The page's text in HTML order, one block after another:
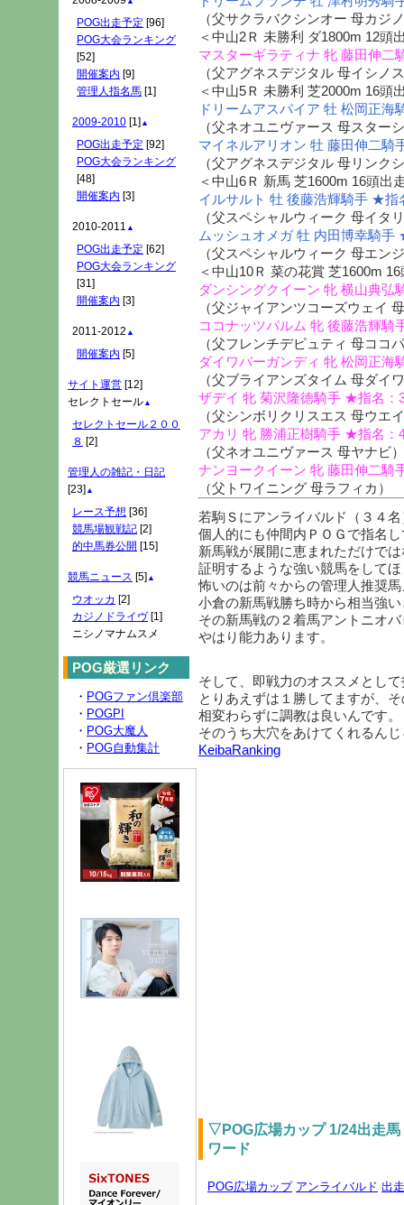
（父サクラバクシンオー 母カジ
＜中山2Ｒ 未勝利 ダ1800m 12頭
マスターギラティナ 牝 藤田伸二
（父アグネスデジタル 母イシノ
＜中山5Ｒ 未勝利 芝2000m 16頭
ドリームアスパイア 牡 松岡正
（父ネオユニヴァース 母スター
マイネルアリオン 牡 藤田伸二騎
（父アグネスデジタル 母リンク
＜中山6Ｒ 新馬 芝1600m 16頭出
イルサルト 牡 後藤浩輝騎手 ★指
（父スペシャルウィーク 母イタ
ムッシュオメガ 牡 内田博幸騎手
（父スペシャルウィーク 母エン
＜中山10Ｒ 菜の花賞 芝1600m
ダンシングクイーン 牝 横山典
（父ジャイアンツコーズウェイ
ココナッツパルム 牝 後藤浩輝騎
（父フレンチデピュティ 母ココ
ダイワバーガンディ 牝 松岡正海
（父ブライアンズタイム 母ダイ
ザデイ 牝 菊沢隆徳騎手 ★指名：
（父シンボリクリスエス 母ウエ
アカリ 牝 勝浦正樹騎手 ★指名：
（父ネオユニヴァース 母ヤナビ）
ナンヨークイーン 牝 藤田伸二騎
（父トワイニング 母ラフィカ）
若駒Ｓにアンライバルド（３４
個人的にも仲間内ＰＯＧで指名
新馬戦が展開に恵まれただけで
証明するような強い競馬をして
怖いのは前々からの管理人推奨
小倉の新馬戦勝ち時から相当強
その新馬戦の２着馬アントニオ
やはり能力あります。
そして、即戦力のオススメとし
とりあえずは１勝してますが、
相変わらずに調教は良いんです
そのうち大穴をあけてくれるん
KeibaRanking
▽POG広場カップ 1/24出走
ワード
POG広場カップ アンライバルド 出
POG出走予定 [96]
POG大会ランキング
[52]
開催案内 [9]
管理人指名馬 [1]
2009-2010 [1] ▲
POG出走予定 [92]
POG大会ランキング
[48]
開催案内 [3]
2010-2011 ▲
POG出走予定 [62]
POG大会ランキング
[31]
開催案内 [3]
2011-2012 ▲
開催案内 [5]
サイト運営 [12]
セレクトセール ▲
セレクトセール２００
８ [2]
管理人の雑記・日記
[23] ▲
レース予想 [36]
競馬場観戦記 [2]
的中馬券公開 [15]
競馬ニュース [5] ▲
ウオッカ [2]
カジノドライヴ[1]
ニシノマナムスメ
POG厳選リンク
・ POGファン倶楽部
・ POGPI
・ POG大魔人
・ POG自動集計